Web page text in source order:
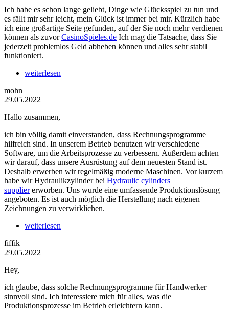
Ich habe es schon lange geliebt, Dinge wie Glücksspiel zu tun und
es fällt mir sehr leicht, mein Glück ist immer bei mir. Kürzlich habe
ich eine großartige Seite gefunden, auf der Sie noch mehr verdienen
können als zuvorCasinoSpieles.de Ich mag die Tatsache, dass Sie
jederzeit problemlos Geld abheben können und alles sehr stabil
funktioniert.
weiterlesen
mohn
29.05.2022
Hallo zusammen,
ich bin völlig damit einverstanden, dass Rechnungsprogramme
hilfreich sind. In unserem Betrieb benutzen wir verschiedene
Software, um die Arbeitsprozesse zu verbessern. Außerdem achten
wir darauf, dass unsere Ausrüstung auf dem neuesten Stand ist.
Deshalb erwerben wir regelmäßig moderne Maschinen. Vor kurzem
habe wir Hydraulikzylinder bei Hydraulic cylinders
suppliererworben. Uns wurde eine umfassende Produktionslösung
angeboten. Es ist auch möglich die Herstellung nach eigenen
Zeichnungen zu verwirklichen.
weiterlesen
fiffik
29.05.2022
Hey,
ich glaube, dass solche Rechnungsprogramme für Handwerker
sinnvoll sind. Ich interessiere mich für alles, was die
Produktionsprozesse im Betrieb erleichtern kann.